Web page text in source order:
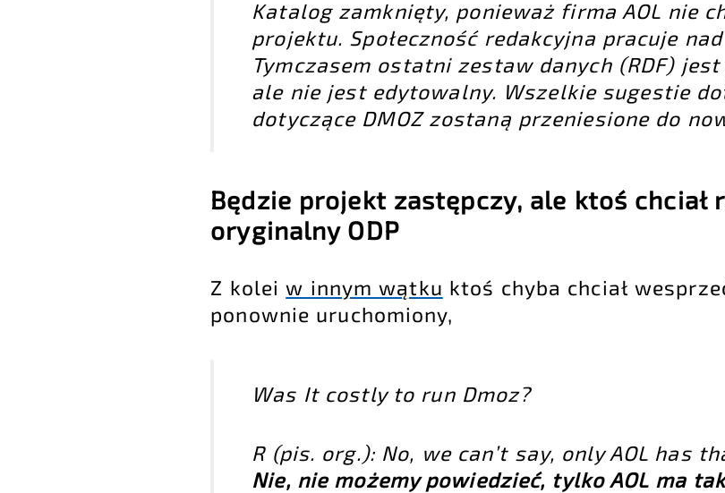
Katalog zamknięty, ponieważ firma AOL nie
projektu. Społeczność redakcyjna pracuje
Tymczasem ostatni zestaw danych (RDF)
ale nie jest edytowalny. Wszelkie sugestie
dotyczące DMOZ zostaną przeniesione do
Będzie projekt zastępczy, ale ktoś chciał
oryginalny ODP
Z koleiw innym wątku ktoś chyba chciał
ponownie uruchomiony,
Was It costly to run Dmoz?
R (pis. org.): No, we can’t say, only AOL has
Nie, nie możemy powiedzieć, tylko AOL ma